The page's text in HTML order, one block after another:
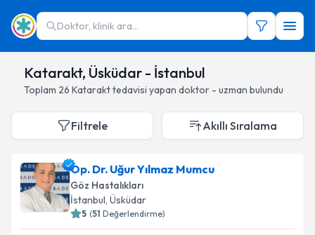
Doktor, klinik ara...
Katarakt, Üsküdar - İstanbul
Toplam 26 Katarakttedavisi yapan doktor - uzman bulundu
Filtrele Akıllı Sıralama
Op. Dr. Uğur Yılmaz Mumcu
Göz Hastalıkları
İstanbul, Üsküdar
5 (51 Değerlendirme)